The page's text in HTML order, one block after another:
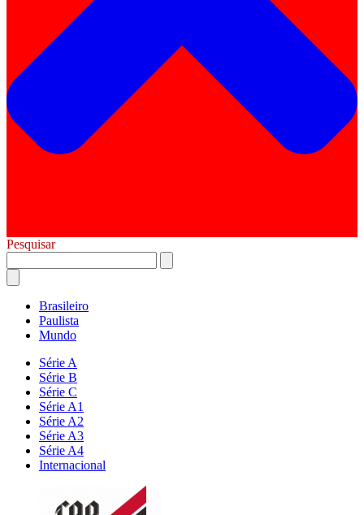
Pesquisar
Brasileiro
Paulista
Mundo
Série A
Série B
Série C
Série A1
Série A2
Série A3
Série A4
Internacional